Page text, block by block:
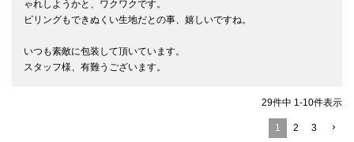
ゃれしようかと、ワクワクです。
ピリングもできぬくい生地だとの事、嬉しいですね。
いつも素敵に包装して頂いています。
スタッフ様、有難うございます。
29件中 1 -10件表示
1 2 3